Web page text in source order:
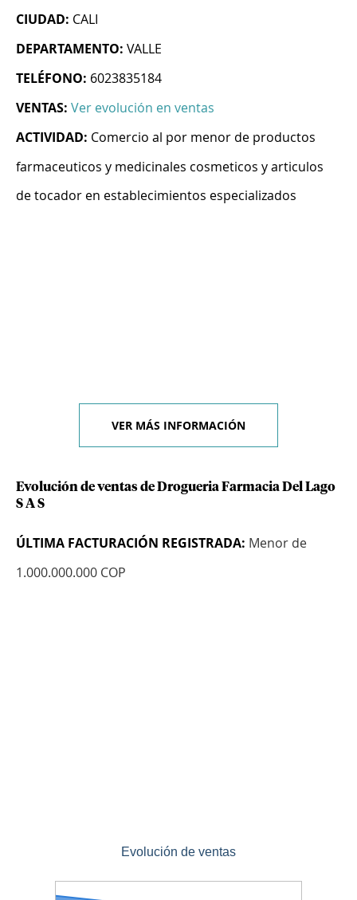
CIUDAD: CALI
DEPARTAMENTO: VALLE
TELÉFONO: 6023835184
VENTAS: Ver evolución en ventas
ACTIVIDAD: Comercio al por menor de productos
farmaceuticos y medicinales cosmeticos y articulos
de tocador en establecimientos especializados
VER MÁS INFORMACIÓN
Evolución de ventas de Drogueria Farmacia Del Lago
S A S
ÚLTIMA FACTURACIÓN REGISTRADA: Menor de
1.000.000.000 COP
Evolución de ventas